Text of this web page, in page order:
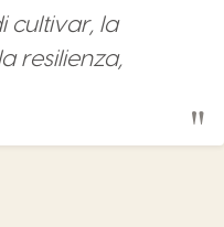
cultivar, la
resilienza,